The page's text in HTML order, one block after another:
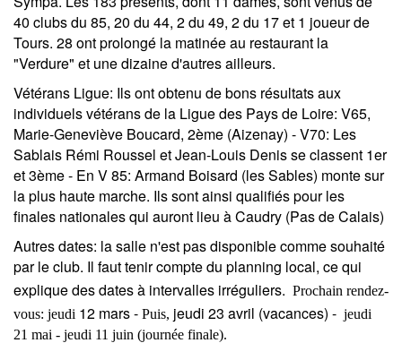
40 clubs du 85, 20 du 44, 2 du 49, 2 du 17 et 1 joueur de
Tours. 28 ont prolongé la matinée au restaurant la
"Verdure" et une dizaine d'autres ailleurs.
Vétérans Ligue: Ils ont obtenu de bons résultats aux
individuels vétérans de la Ligue des Pays de Loire: V65,
Marie-Geneviève Boucard, 2ème (Aizenay) - V70: Les
Sablais Rémi Roussel et Jean-Louis Denis se classent 1er
et 3ème - En V 85: Armand Boisard (les Sables) monte sur
la plus haute marche. Ils sont ainsi qualifiés pour les
finales nationales qui auront lieu à Caudry (Pas de Calais)
Autres dates: la salle n'est pas disponible comme souhaité
par le club. Il faut tenir compte du planning local, ce qui
explique des dates à intervalles irréguliers. Prochain rendez-
vous: jeudi 12 mars - Puis, jeudi 23 avril (vacances) - jeudi
21 mai - jeudi 11 juin (journée finale).